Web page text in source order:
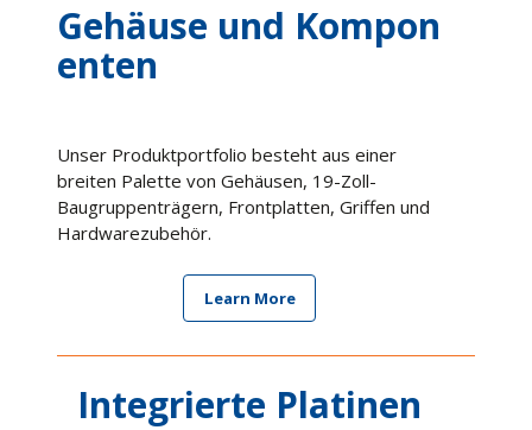
Gehäuse und Kompon
enten
Unser Produktportfolio besteht aus einer
breiten Palette von Gehäusen, 19-Zoll-
Baugruppenträgern, Frontplatten, Griffen und
Hardwarezubehör.
Learn More
Integrierte Platinen